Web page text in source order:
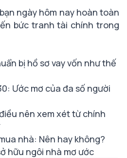
ngày hôm nay hoàn toàn
bức tranh tài chính trong
bị hồ sơ vay vốn như thế
Ước mơ của đa số người
nên xem xét từ chính
nhà: Nên hay không?
hữu ngôi nhà mơ ước